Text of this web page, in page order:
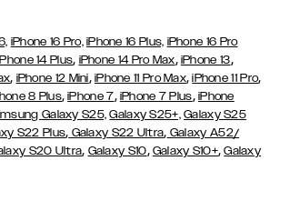
iPhone 16 Pro, iPhone 16 Plus, iPhone 16 Pro
14 Plus, iPhone 14 Pro Max, iPhone 13,
, iPhone 12 Mini, iPhone 11 Pro Max,iPhone 11 Pro,
8 Plus,iPhone 7, iPhone 7 Plus, iPhone
Galaxy S25, Galaxy S25+, Galaxy S25
S22 Plus, Galaxy S22 Ultra, Galaxy A52/
S20 Ultra, Galaxy S10, Galaxy S10+,Galaxy